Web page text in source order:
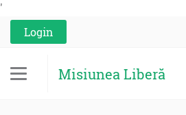
'
Login
Misiunea Liberă